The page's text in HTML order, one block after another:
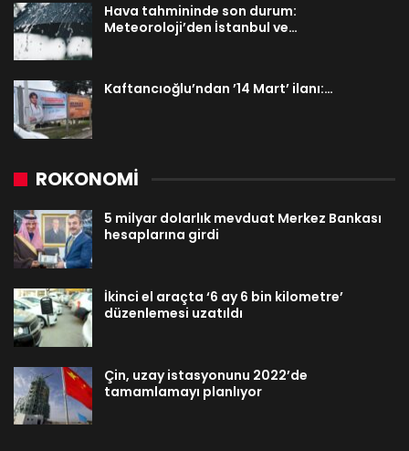
Hava tahmininde son durum:
Meteoroloji’den İstanbul ve…
Kaftancıoğlu’ndan ’14 Mart’ ilanı:…
ROKONOMİ
5 milyar dolarlık mevduat Merkez Bankası
hesaplarına girdi
İkinci el araçta ‘6 ay 6 bin kilometre’
düzenlemesi uzatıldı
Çin, uzay istasyonunu 2022’de
tamamlamayı planlıyor